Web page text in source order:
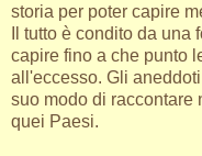
storia per poter capire
Il tutto è condito da
capire fino a che punto
all'eccesso. Gli
suo modo di raccontare
quei Paesi.